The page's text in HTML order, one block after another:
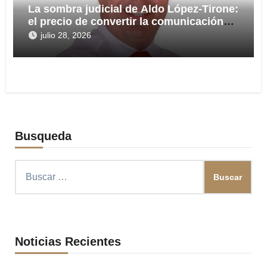
La sombra judicial de Aldo López-Tirone:
el precio de convertir la comunicación
en arma
julio 28, 2026
Busqueda
Noticias Recientes